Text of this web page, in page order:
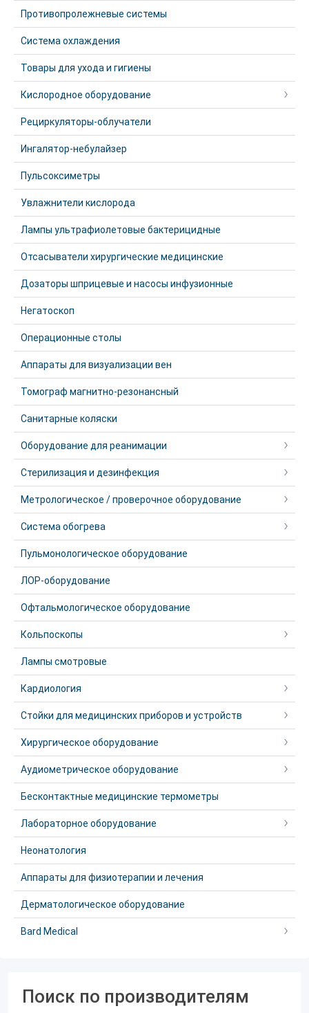
Противопролежневые системы
Система охлаждения
Товары для ухода и гигиены
Кислородное оборудование
Рециркуляторы-облучатели
Ингалятор-небулайзер
Пульсоксиметры
Увлажнители кислорода
Лампы ультрафиолетовые бактерицидные
Отсасыватели хирургические медицинские
Дозаторы шприцевые и насосы инфузионные
Негатоскоп
Операционные столы
Аппараты для визуализации вен
Томограф магнитно-резонансный
Санитарные коляски
Оборудование для реанимации
Стерилизация и дезинфекция
Метрологическое / проверочное оборудование
Система обогрева
Пульмонологическое оборудование
ЛОР-оборудование
Офтальмологическое оборудование
Кольпоскопы
Лампы смотровые
Кардиология
Стойки для медицинских приборов и устройств
Хирургическое оборудование
Аудиометрическое оборудование
Бесконтактные медицинские термометры
Лабораторное оборудование
Неонатология
Аппараты для физиотерапии и лечения
Дерматологическое оборудование
Bard Medical
Поиск по производителям